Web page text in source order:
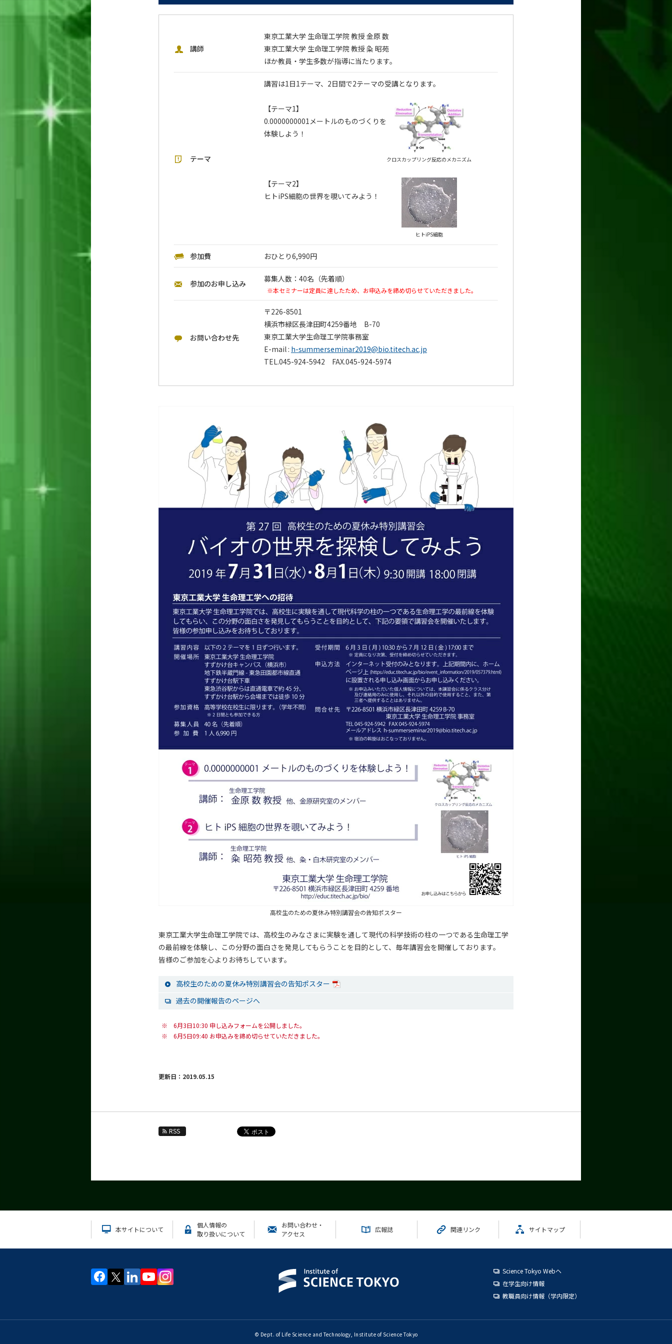
講師
東京工業大学 生命理工学院 教授 金原 数
東京工業大学 生命理工学院 教授 粂 昭苑
ほか教員・学生多数が指導に当たります。
テーマ
講習は1日1テーマ、2日間で2テーマの受講となります。
【テーマ1】
0.0000000001メートルのものづくりを
体験しよう！
クロスカップリング反応のメカニズム
【テーマ2】
ヒトiPS細胞の世界を覗いてみよう！
ヒトiPS細胞
参加費 おひとり6,990円
参加のお申し込み 募集人数：40名（先着順）
※本セミナーは定員に達したため、お申込みを締め切らせていただきました。
お問い合わせ先
〒226-8501
横浜市緑区長津田町4259番地 B-70
東京工業大学生命理工学院事務室
E-mail : h-summerseminar2019@bio.titech.ac.jp
TEL.045-924-5942 FAX.045-924-5974
高校生のための夏休み特別講習会の告知ポスター
東京工業大学生命理工学院では、高校生のみなさまに実験を通して現代の科学技術の柱の一つである生命理工学
の最前線を体験し、この分野の面白さを発見してもらうことを目的として、毎年講習会を開催しております。
皆様のご参加を心よりお待ちしています。
高校生のための夏休み特別講習会の告知ポスター
過去の開催報告のページへ
※
6月3日10:30 申し込みフォームを公開しました。
※
6月5日09:40 お申込みを締め切らせていただきました。
更新日：2019.05.15
RSS
本サイトについて
個人情報の
取り扱いについて
お問い合わせ・
アクセス
広報誌 関連リンク サイトマップ
Science Tokyo Webヘ
在学生向け情報
教職員向け情報（学内限定）
© Dept. of Life Science and Technology, Institute of Science Tokyo